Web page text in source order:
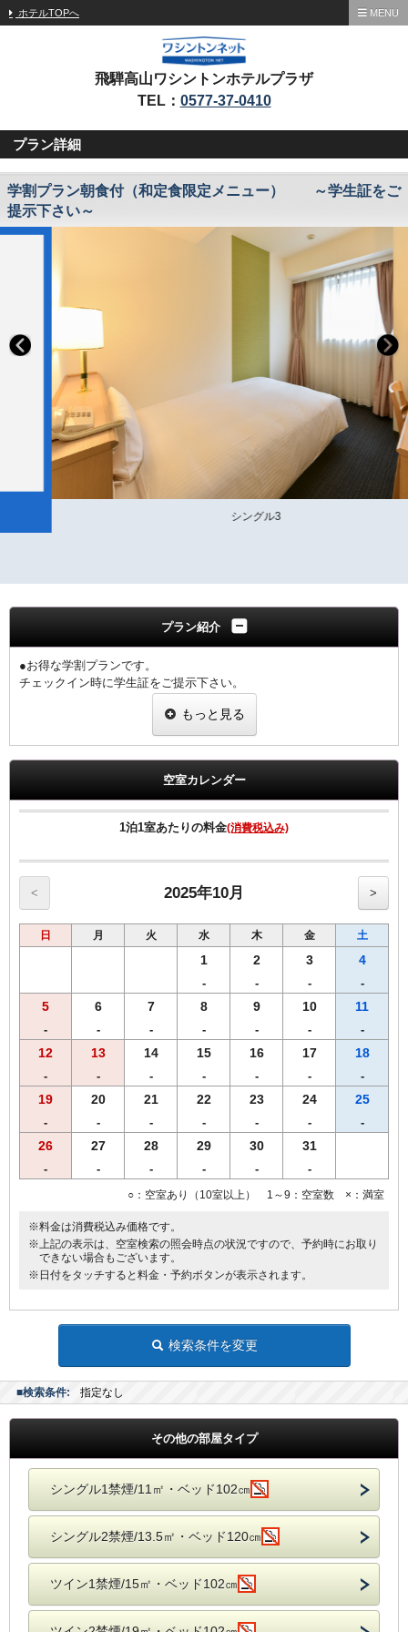
ホテルTOPへ MENU
飛騨高山ワシントンホテルプラザ
TEL： 0577-37-0410
プラン詳細
学割プラン朝食付（和定食限定メニュー） ～学生証をご
提示下さい～
プラン紹介
●お得な学割プランです。
チェックイン時に学生証をご提示下さい。
※提示なき場合は、割引無しの料金を適用させていただきます。
飛騨の郷土料理を豊富に盛り込んだ和定食（現在和朝食のみの提供と
なります）
完備。
・ご宿泊者様専用の大浴場をご利用いただけます。
もっと見る
空室カレンダー
1泊1室あたりの料金(消費税込み)
< 2025年10月 >
日 月 火 水 木 金 土
1
-
2
-
3
-
4
-
5
-
6
-
7
-
8
-
9
-
10
-
11
-
12
-
13
-
14
-
15
-
16
-
17
-
18
-
19
-
20
-
21
-
22
-
23
-
24
-
25
-
26
-
27
-
28
-
29
-
30
-
31
-
○：空室あり（10室以上） 1～9：空室数 ×：満室
※料金は消費税込み価格です。
※上記の表示は、空室検索の照会時点の状況ですので、予約時にお取り
できない場合もございます。
※日付をタッチすると料金・予約ボタンが表示されます。
検索条件を変更
■検索条件: 指定なし
その他の部屋タイプ
シングル1禁煙/11㎡・ベッド102㎝
シングル2禁煙/13.5㎡・ベッド120㎝
ツイン1禁煙/15㎡・ベッド102㎝